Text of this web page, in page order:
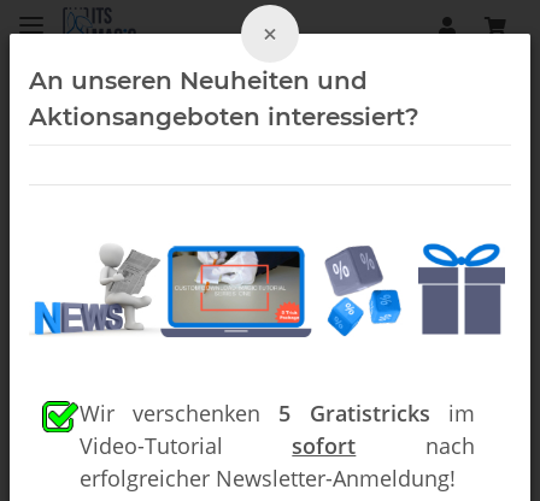
Street-Magic (Downloads)
×
An unseren Neuheiten und
Aktionsangeboten interessiert?
Wir verschenken 5 Gratistricks im
Video-Tutorial sofort nach
erfolgreicher Newsletter-Anmeldung!